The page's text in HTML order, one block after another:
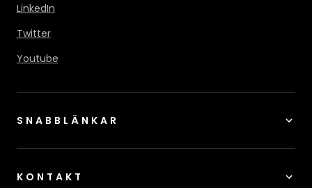
LinkedIn
Twitter
Youtube
SNABBLÄNKAR
KONTAKT